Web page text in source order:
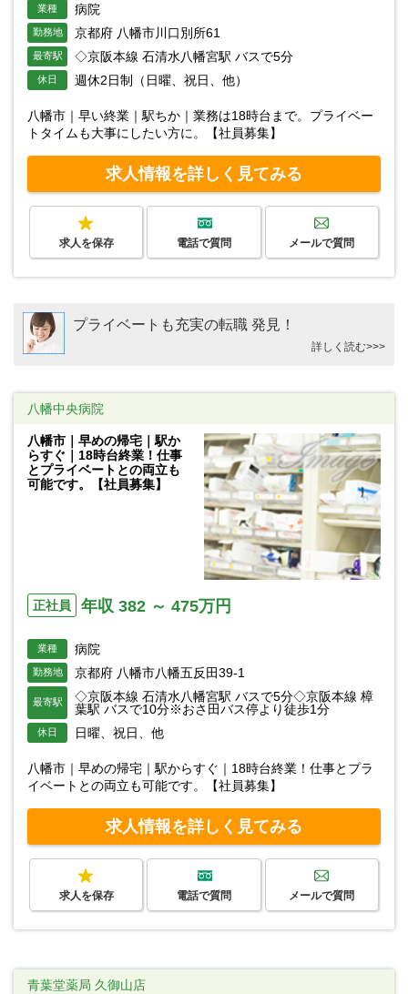
業種 病院
勤務地 京都府 八幡市川口別所61
最寄駅 ◇京阪本線 石清水八幡宮駅 バスで5分
休日 週休2日制（日曜、祝日、他）
八幡市｜早い終業｜駅ちか｜業務は18時台まで。プライベー
トタイムも大事にしたい方に。【社員募集】
求人情報を詳しく見てみる
求人を保存 電話で質問 メールで質問
プライベートも充実の転職 発見！
詳しく読む>>>
八幡中央病院
八幡市｜早めの帰宅｜駅か
らすぐ｜18時台終業！仕事
とプライベートとの両立も
可能です。【社員募集】
正社員 年収 382 ～ 475万円
業種 病院
勤務地 京都府 八幡市八幡五反田39-1
最寄駅
◇京阪本線 石清水八幡宮駅 バスで5分◇京阪本線 樟
葉駅 バスで10分※おさ田バス停より徒歩1分
休日 日曜、祝日、他
八幡市｜早めの帰宅｜駅からすぐ｜18時台終業！仕事とプラ
イベートとの両立も可能です。【社員募集】
求人情報を詳しく見てみる
求人を保存 電話で質問 メールで質問
青葉堂薬局 久御山店